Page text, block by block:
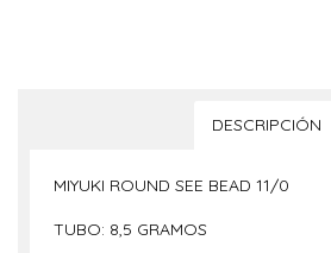
DESCRIPCIÓN
MIYUKI ROUND SEE BEAD 11/0
TUBO: 8,5 GRAMOS